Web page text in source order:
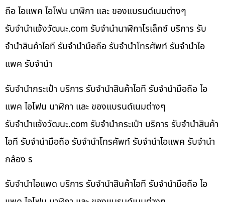
ถือ ไอแพค ไอโฟน นาฬิกา และ ของแบรนด์เนมต่างๆ
รับจํานําแจ้งวัฒนะ.com รับจำนำนาฬิกาโรเล็กซ์ บริการ รับ
จำนำสินค้าไอที รับจำนำมือถือ รับจำนำโทรศัพท์ รับจำนำไอ
แพค รับจำนำ
รับจำนำกระเป๋า บริการ รับจำนำสินค้าไอที รับจำนำมือถือ ไอ
แพค ไอโฟน นาฬิกา และ ของแบรนด์เนมต่างๆ
รับจํานําแจ้งวัฒนะ.com รับจำนำกระเป๋า บริการ รับจำนำสินค้า
ไอที รับจำนำมือถือ รับจำนำโทรศัพท์ รับจำนำไอแพค รับจำนำ
กล้อง ร
รับจำนำไอแพด บริการ รับจำนำสินค้าไอที รับจำนำมือถือ ไอ